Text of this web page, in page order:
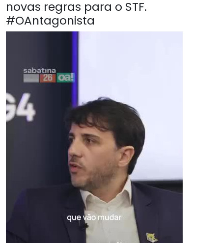
novas regras para o STF.
#OAntagonista